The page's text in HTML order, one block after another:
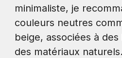
minimaliste, je
couleurs neutres
beige, associées à
des matériaux